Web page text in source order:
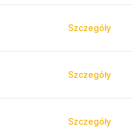
Szczegóły
Szczegóły
Szczegóły